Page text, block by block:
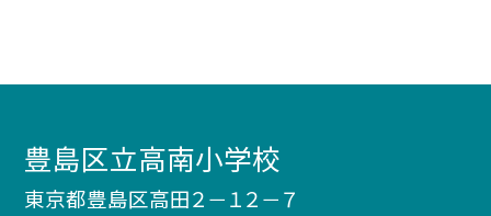
豊島区立高南小学校
東京都豊島区高田２－１２－７